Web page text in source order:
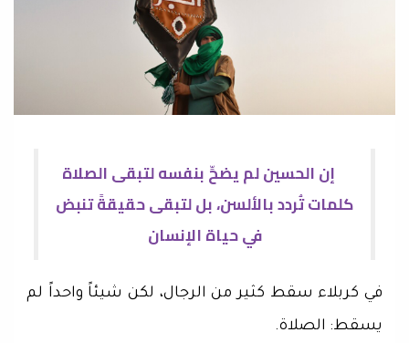
إن الحسين لم يضحِّ بنفسه لتبقى الصلاة
كلمات تُردد بالألسن، بل لتبقى حقيقةً تنبض
في حياة الإنسان
في كربلاء سقط كثير من الرجال، لكن شيئاً واحداً لم
يسقط: الصلاة.